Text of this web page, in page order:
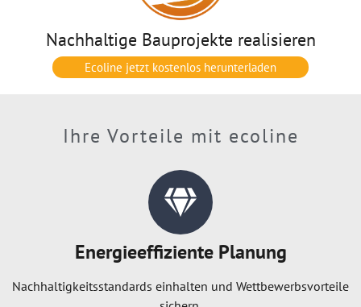
Nachhaltige Bauprojekte realisieren
Ecoline jetzt kostenlos herunterladen
Ihre Vorteile mit ecoline
Energieeffiziente Planung
Nachhaltigkeitsstandards einhalten und Wettbewerbsvorteile